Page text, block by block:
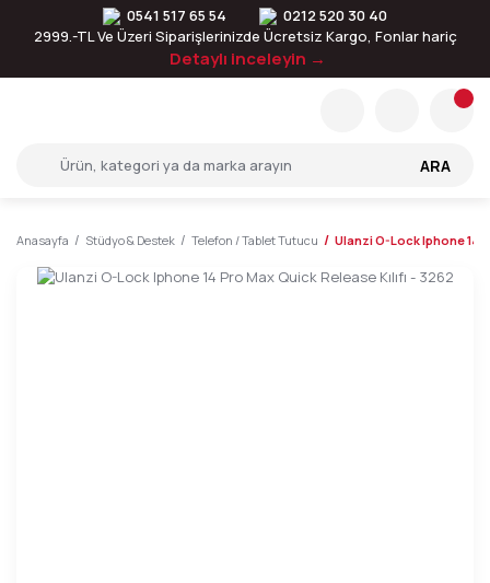
0541 517 65 54
0212 520 30 40
2999.-TL Ve Üzeri Siparişlerinizde Ücretsiz Kargo, Fonlar hariç
Detaylı inceleyin →
ARA
Anasayfa Stüdyo & Destek Telefon / Tablet Tutucu Ulanzi O-Lock Iphone 14